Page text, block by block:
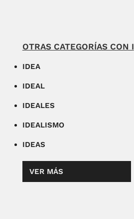
OTRAS CATEGORÍAS CON I
IDEA
IDEAL
IDEALES
IDEALISMO
IDEAS
VER MÁS